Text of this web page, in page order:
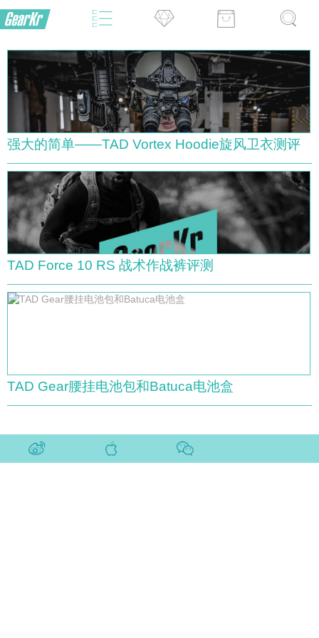
强大的简单——TAD Vortex Hoodie旋风卫衣测评
TAD Force 10 RS 战术作战裤评测
TAD Gear腰挂电池包和Batuca电池盒